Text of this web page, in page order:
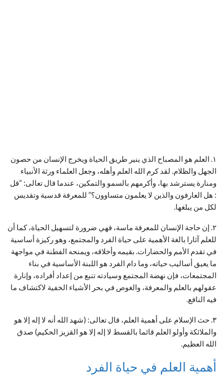
١. العلم هو المصباح الذي ينير طريق الحياة ويخرج الإنسان من حصون
الجهل والظلام. لقد كرم الله العلم وأهله، وجعل العلماء ورثة الأنبياء
ومنارة يسترشد بها، وأكرمهم بالسمو والتمكين، عندما قال تعالى: “قل
: هل العارفون والذين لا يعلمون متساوون؟” للمعرفة قدسية وتقديس
لكل من يبلغها.
٢. إن حاجة الإنسان للمعرفة ماسة، فهي ضرورة لتسهيل الحياة، كما أن
للعلم آثارا بالغة الأهمية على حياة الفرد والمجتمع، وهو ركيزة أساسية
في تقدم الأمم والحضارات. بقيمه وأخلاقه، ويمنحه الفطنة في مواجهة
ما يعيق أساليب حياته، وما دام الفرد هو اللبنة الأساسية في بناء
المجتمعات، فإن نهضة المجتمع وسيادته تنبع من إعداد أفراده، وإنارة
عقولهم بالعلم والمعرفة، والغوص في بحر الأشياء الخفية لاكتشاف ما
فيه النافع.
٣. حث الإسلام على أهمية العلم، قال تعالى: (شهد الله أنه لا إله إلا هو
والملائكة وأولو العلم قائما بالقسط لا إله إلا هو القزيز الحكيم) صدق
الله العظيم.
أهمية العلم في حياة الفرد